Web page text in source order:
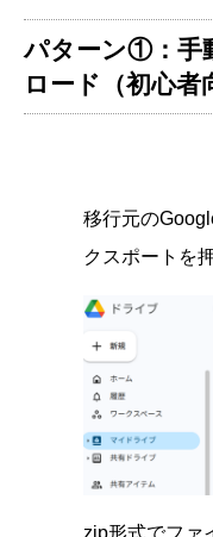
パターン①：手
ロード（初心者
移行元の
クスポートを
zip形式でファ